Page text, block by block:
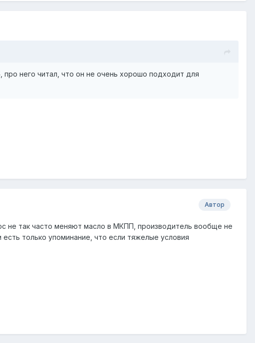
про него читал, что он не очень хорошо подходит для
Автор
не так часто меняют масло в МКПП, производитель вообще не
только упоминание, что если тяжелые условия